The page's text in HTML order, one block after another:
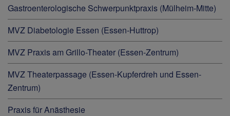
Gastroenterologische Schwerpunktpraxis (Mülheim-Mitte)
MVZ Diabetologie Essen (Essen-Huttrop)
MVZ Praxis am Grillo-Theater (Essen-Zentrum)
MVZ Theaterpassage (Essen-Kupferdreh und Essen-
Zentrum)
Praxis für Anästhesie